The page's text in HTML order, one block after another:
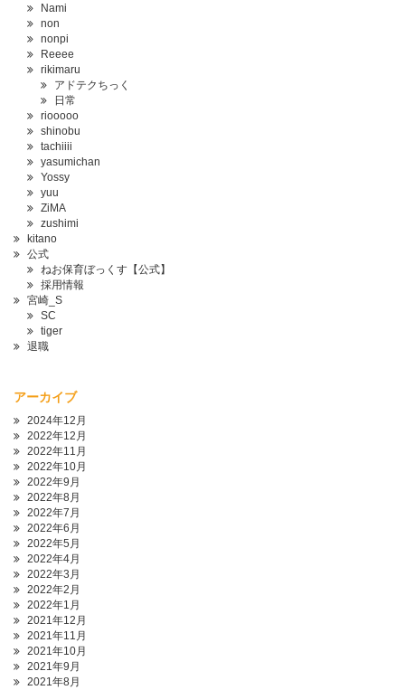
Nami
non
nonpi
Reeee
rikimaru
アドテクちっく
日常
riooooo
shinobu
tachiiii
yasumichan
Yossy
yuu
ZiMA
zushimi
kitano
公式
ねお保育ぼっくす【公式】
採用情報
宮崎_S
SC
tiger
退職
アーカイブ
2024年12月
2022年12月
2022年11月
2022年10月
2022年9月
2022年8月
2022年7月
2022年6月
2022年5月
2022年4月
2022年3月
2022年2月
2022年1月
2021年12月
2021年11月
2021年10月
2021年9月
2021年8月